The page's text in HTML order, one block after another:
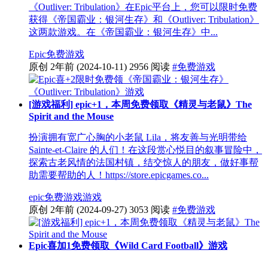
《Outliver: Tribulation》在Epic平台上，您可以限时免费
获得《帝国霸业：银河生存》和《Outliver: Tribulation》
这两款游戏。在《帝国霸业：银河生存》中...
Epic免费游戏
原创 2年前 (2024-10-11) 2956 阅读 #免费游戏
[游戏福利] epic+1，本周免费领取《精灵与老鼠》The
Spirit and the Mouse
扮演拥有宽广心胸的小老鼠 Lila，将友善与光明带给
Sainte-et-Claire 的人们！在这段赏心悦目的叙事冒险中，
探索古老风情的法国村镇，结交惊人的朋友，做好事帮
助需要帮助的人！https://store.epicgames.co...
epic免费游戏游戏
原创 2年前 (2024-09-27) 3053 阅读 #免费游戏
Epic喜加1免费领取《Wild Card Football》游戏